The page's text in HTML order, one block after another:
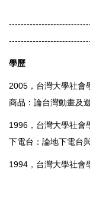
學歷
2005，台灣大學社會
商品：論台灣動畫及
1996，台灣大學社會
下電台：論地下電台
1994，台灣大學社會